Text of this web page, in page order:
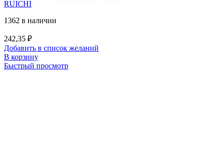
RUICHI
1362 в наличии
242,35 ₽
Добавить в список желаний
В корзину
Быстрый просмотр